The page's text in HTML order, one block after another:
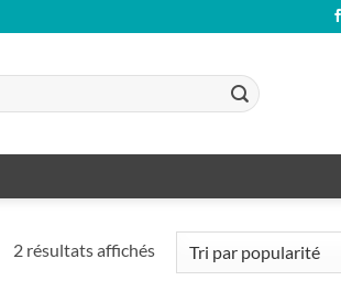
2 résultats affichésTrié
par